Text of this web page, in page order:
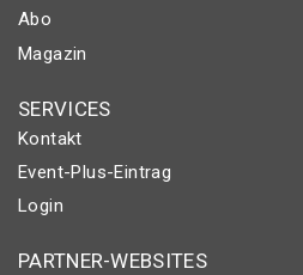
Abo
Magazin
SERVICES
Kontakt
Event-Plus-Eintrag
Login
PARTNER-WEBSITES